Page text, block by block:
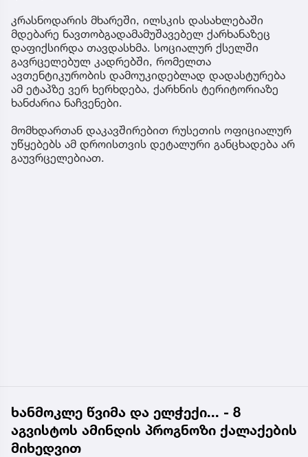
კრასნოდარის მხარეში, ილსკის დასახლებაში
მდებარე ნავთობგადამამუშავებელ ქარხანაზეც
დაფიქსირდა თავდასხმა. სოციალურ ქსელში
გავრცელებულ კადრებში, რომელთა
ავთენტიკურობის დამოუკიდებლად დადასტურება
ამ ეტაპზე ვერ ხერხდება, ქარხნის ტერიტორიაზე
ხანძარია ნაჩვენები.
მომხდართან დაკავშირებით რუსეთის ოფიციალურ
უწყებებს ამ დროისთვის დეტალური განცხადება არ
გაუვრცელებიათ.
ხანმოკლე წვიმა და ელჭექი... - 8
აგვისტოს ამინდის პროგნოზი ქალაქების
მიხედვით